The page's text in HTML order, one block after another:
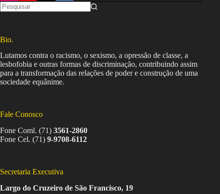
Bio.
Lutamos contra o racismo, o sexismo, a opressão de classe, a
lesbofobia e outras formas de discriminação, contribuindo assim
para a transformação das relações de poder e construção de uma
sociedade equânime.
Fale Conosco
Fone Coml. (71) 3561-2860
Fone Cel. (71) 9-9708-6112
Secretaria Executiva
Largo do Cruzeiro de São Francisco, 19